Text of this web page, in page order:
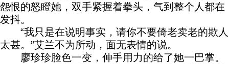
怨恨的怒瞪她，双手紧握着拳头，气到整个人都在
发抖。
“我只是在说明事实，请你不要倚老卖老的欺人
太甚。”艾兰不为所动，面无表情的说。
廖珍珍脸色一变，伸手用力的给了她一巴掌。